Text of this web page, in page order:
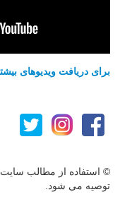
برای دریافت ویدیوهای
© استفاده از مطالب
توصیه می شود.